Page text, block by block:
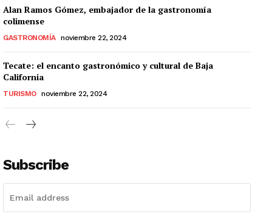
Alan Ramos Gómez, embajador de la gastronomía
colimense
GASTRONOMÍA noviembre 22, 2024
Tecate: el encanto gastronómico y cultural de Baja
California
TURISMO noviembre 22, 2024
Subscribe